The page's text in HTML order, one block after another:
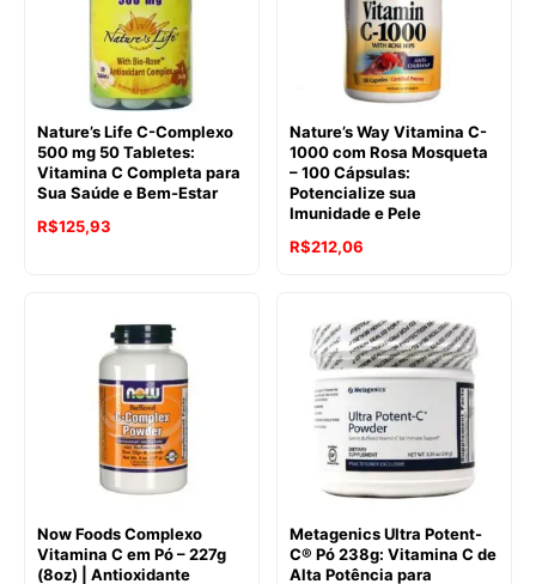
Nature’s Life C-Complexo
500 mg 50 Tabletes:
Vitamina C Completa para
Sua Saúde e Bem-Estar
R$125,93
Nature’s Way Vitamina C-
1000 com Rosa Mosqueta
– 100 Cápsulas:
Potencialize sua
Imunidade e Pele
R$212,06
Now Foods Complexo
Vitamina C em Pó – 227g
(8oz) | Antioxidante
Metagenics Ultra Potent-
C® Pó 238g: Vitamina C de
Alta Potência para